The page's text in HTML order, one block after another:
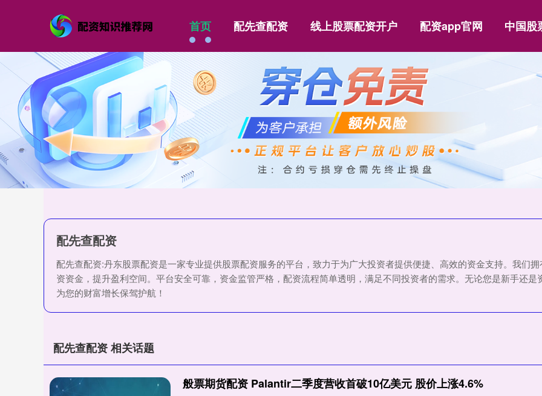
首页 配先查配资 线上股票配资开户 配资app官网 中国股
配先查配资
配先查配资:丹东股票配资是一家专业提供股票配资服务的平台，致力于为广大投资者提供便捷、高效的资金支持。我们
资资金，提升盈利空间。平台安全可靠，资金监管严格，配资流程简单透明，满足不同投资者的需求。无论您是新手还
为您的财富增长保驾护航！
配先查配资 相关话题
般票期货配资 Palantir二季度营收首破10亿美元 股价上涨4.6%